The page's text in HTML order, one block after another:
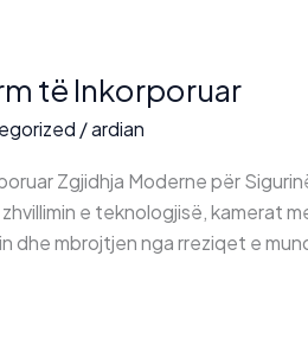
të Inkorporuar
/ardian
Zgjidhja Moderne për
e teknologjisë, kamerat
dhe mbrojtjen nga rreziqet e